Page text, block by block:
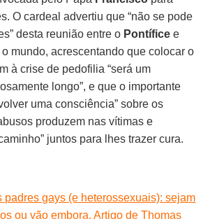
O cardeal advertiu que “não se pode
desta reunião entre o Pontífice e
mundo, acrescentando que colocar o
à crise de pedofilia “será um
longo”, e que o importante
uma consciência” sobre os
produzem nas vítimas e
juntos para lhes trazer cura.
padres gays (e heterossexuais): sejam
ou vão embora. Artigo de Thomas